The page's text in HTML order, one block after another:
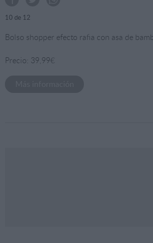
10 de 12
Bolso shopper efecto rafia con asa de
Precio: 39,99€